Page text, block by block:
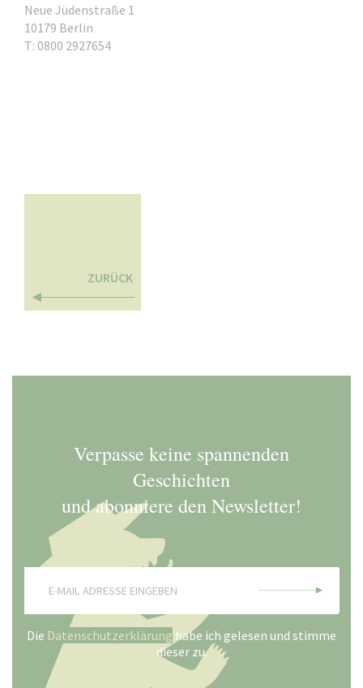
Neue Jüdenstraße 1
10179 Berlin
T: 0800 2927654
ZURÜCK
Verpasse keine spannenden
Geschichten
und abonniere den Newsletter!
Die Datenschutzerklärung habe ich gelesen und stimme
dieser zu.